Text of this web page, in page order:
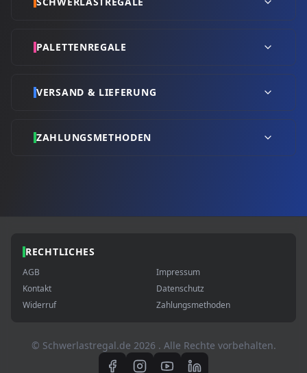
PALETTENREGALE
VERSAND & LIEFERUNG
ZAHLUNGSMETHODEN
RECHTLICHES
AGB
Impressum
Kontakt
Datenschutz
Widerruf
Zahlungsmethoden
© Schwerlastregal.de 2026 . Alle Rechte vorbehalten.